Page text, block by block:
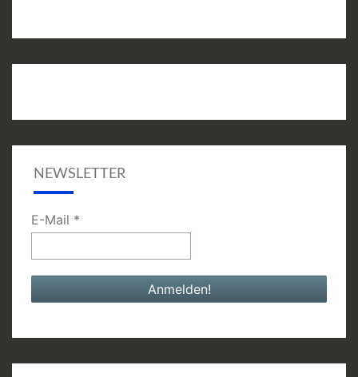
NEWSLETTER
E-Mail *